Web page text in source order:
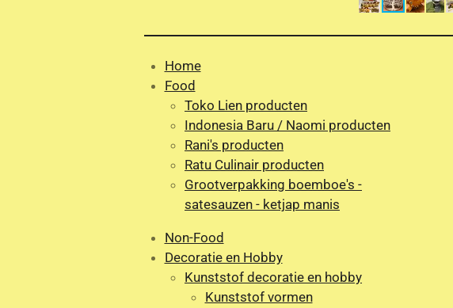
Home
Food
Toko Lien producten
Indonesia Baru / Naomi producten
Rani's producten
Ratu Culinair producten
Grootverpakking boemboe's -
satesauzen - ketjap manis
Non-Food
Decoratie en Hobby
Kunststof decoratie en hobby
Kunststof vormen